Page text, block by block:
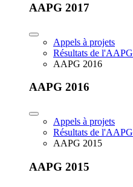
AAPG 2017
Appels à projets
Résultats de l'AAPG
AAPG 2016
AAPG 2016
Appels à projets
Résultats de l'AAPG
AAPG 2015
AAPG 2015